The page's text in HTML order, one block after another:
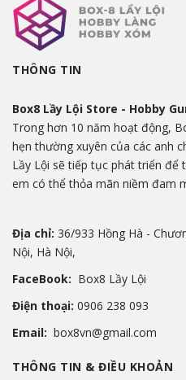
THÔNG TIN
Box8 Lầy Lội Store - Hobby
Trong hơn 10 năm hoạt động,
hẹn thường xuyên của các anh
Lầy Lội sẽ tiếp tục phát triển
em có thể thỏa mãn niềm đam
Địa chỉ: 36/933 Hồng Hà -
Nội, Hà Nội,
FaceBook: Box8 Lầy Lội
Điện thoại: 0906 238 093
Email: box8vn@gmail.com
THÔNG TIN & ĐIỀU KHOẢN